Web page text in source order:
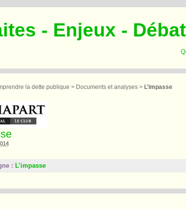
- Enjeux -
la dette publique > Documents et analyses> L’impasse
: L’impasse